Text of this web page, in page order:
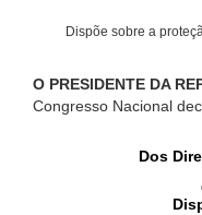
Dispõe sobre a
O PRESIDENTE DA
Congresso Nacional
Dos